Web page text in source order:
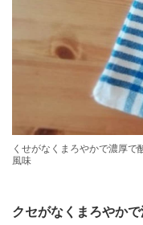
くせがなくまろやかで濃厚
風味
クセがなくまろやか